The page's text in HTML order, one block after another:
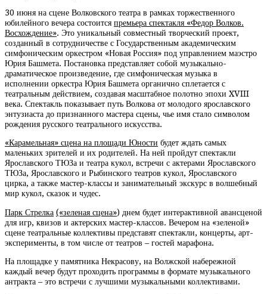
30 июня на сцене Волковского театра в рамках торжественного
юбилейного вечера состоится премьера спектакля «Федор Волков.
Восхождение». Это уникальный совместный творческий проект,
созданный в сотрудничестве с Государственным академическим
симфоническим оркестром «Новая Россия» под управлением маэстро
Юрия Башмета. Постановка представляет собой музыкально-
драматическое произведение, где симфоническая музыка в
исполнении оркестра Юрия Башмета органично сплетается с
театральным действием, создавая масштабное полотно эпохи XVIII
века. Спектакль показывает путь Волкова от молодого ярославского
энтузиаста до признанного мастера сцены, чье имя стало символом
рождения русского театрального искусства.
«Карамельная» сцена на площади Юности будет ждать самых
маленьких зрителей и их родителей. На ней пройдут спектакли
Ярославского ТЮЗа и театра кукол, встречи с актерами Ярославского
ТЮЗа, Ярославского и Рыбинского театров кукол, Ярославского
цирка, а также мастер-классы и занимательный экскурс в волшебный
мир кукол, сказок и чудес.
Парк Стрелка («зеленая сцена») днем будет интерактивной авансценой
для игр, квизов и актерских мастер-классов. Вечером на «зеленой»
сцене театральные коллективы представят спектакли, концерты, арт-
эксперименты, в том числе от театров – гостей марафона.
На площадке у памятника Некрасову, на Волжской набережной
каждый вечер будут проходить программы в формате музыкального
антракта – это встречи с лучшими музыкальными коллективами.